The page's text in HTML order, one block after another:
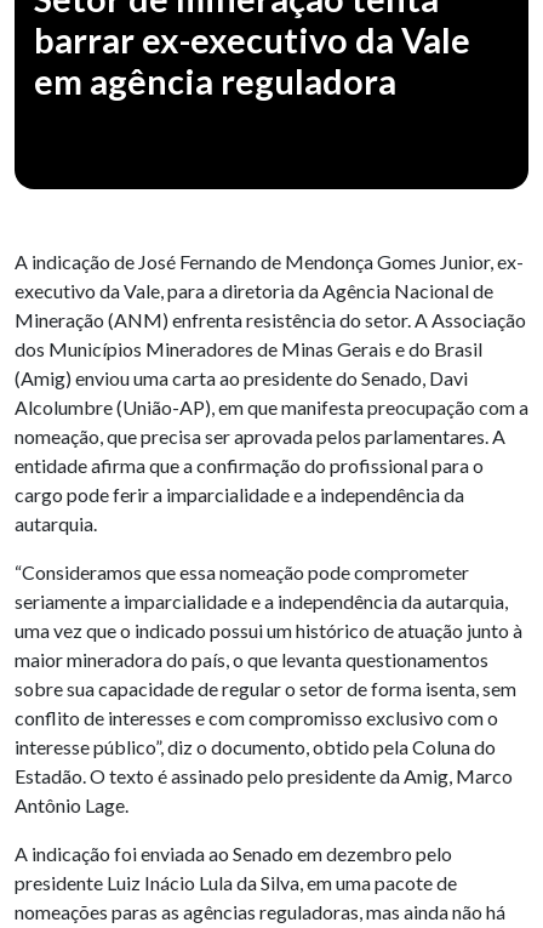
barrar ex-executivo da Vale
em agência reguladora
A indicação de José Fernando de Mendonça Gomes Junior, ex-
executivo da Vale, para a diretoria da Agência Nacional de
Mineração (ANM) enfrenta resistência do setor. A Associação
dos Municípios Mineradores de Minas Gerais e do Brasil
(Amig) enviou uma carta ao presidente do Senado, Davi
Alcolumbre (União-AP), em que manifesta preocupação com a
nomeação, que precisa ser aprovada pelos parlamentares. A
entidade afirma que a confirmação do profissional para o
cargo pode ferir a imparcialidade e a independência da
autarquia.
“Consideramos que essa nomeação pode comprometer
seriamente a imparcialidade e a independência da autarquia,
uma vez que o indicado possui um histórico de atuação junto à
maior mineradora do país, o que levanta questionamentos
sobre sua capacidade de regular o setor de forma isenta, sem
conflito de interesses e com compromisso exclusivo com o
interesse público”, diz o documento, obtido pela Coluna do
Estadão. O texto é assinado pelo presidente da Amig, Marco
Antônio Lage.
A indicação foi enviada ao Senado em dezembro pelo
presidente Luiz Inácio Lula da Silva, em uma pacote de
nomeações paras as agências reguladoras, mas ainda não há